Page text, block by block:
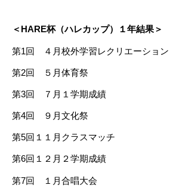
＜HARE杯（ハレカップ）１年結果＞
第1回 ４月校外学習レクリエーショ
第2回 ５月体育祭 学年
第3回 ７月１学期成績 優
第4回 ９月文化祭 学年
第5回１１月クラスマッチ 総
第6回１２月２学期成績
第7回 １月合唱大会 学